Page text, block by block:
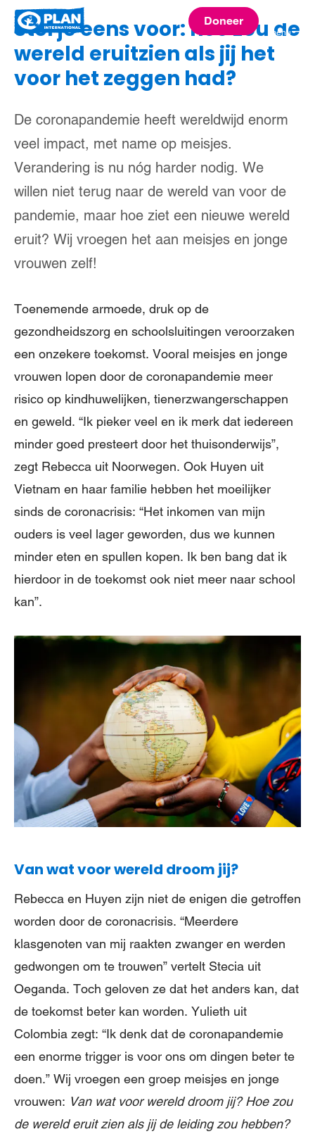
International
Doneer
menu
Stel je eens voor: hoe zou de
wereld eruitzien als jij het
voor het zeggen had?
De coronapandemie heeft wereldwijd enorm
veel impact, met name op meisjes.
Verandering is nu nóg harder nodig. We
willen niet terug naar de wereld van voor de
pandemie, maar hoe ziet een nieuwe wereld
eruit? Wij vroegen het aan meisjes en jonge
vrouwen zelf!
Toenemende armoede, druk op de
gezondheidszorg en schoolsluitingen veroorzaken
een onzekere toekomst. Vooral meisjes en jonge
vrouwen lopen door de coronapandemie meer
risico op kindhuwelijken, tienerzwangerschappen
en geweld. “Ik pieker veel en ik merk dat iedereen
minder goed presteert door het thuisonderwijs”,
zegt Rebecca uit Noorwegen. Ook Huyen uit
Vietnam en haar familie hebben het moeilijker
sinds de coronacrisis: “Het inkomen van mijn
ouders is veel lager geworden, dus we kunnen
minder eten en spullen kopen. Ik ben bang dat ik
hierdoor in de toekomst ook niet meer naar school
kan”.
Van wat voor wereld droom jij?
Rebecca en Huyen zijn niet de enigen die getroffen
worden door de coronacrisis. “Meerdere
klasgenoten van mij raakten zwanger en werden
gedwongen om te trouwen” vertelt Stecia uit
Oeganda. Toch geloven ze dat het anders kan, dat
de toekomst beter kan worden. Yulieth uit
Colombia zegt: “Ik denk dat de coronapandemie
een enorme trigger is voor ons om dingen beter te
doen.” Wij vroegen een groep meisjes en jonge
vrouwen: Van wat voor wereld droom jij? Hoe zou
de wereld eruit zien als jij de leiding zou hebben?